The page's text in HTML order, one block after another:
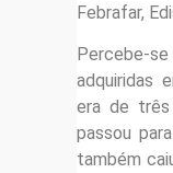
Febrafar,
Percebe-
adquiridas
era de três
passou
também